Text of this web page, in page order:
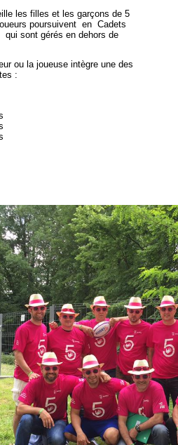
les filles et les garçons de 5
poursuivent en Cadets
qui sont gérés en dehors de
ou la joueuse intègre une des
: